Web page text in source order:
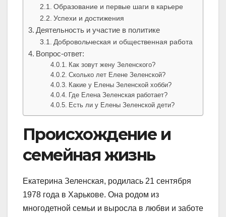
Образование и первые шаги в карьере
Успехи и достижения
Деятельность и участие в политике
Добровольческая и общественная работа
Вопрос-ответ:
Как зовут жену Зеленского?
Сколько лет Елене Зеленской?
Какие у Елены Зеленской хобби?
Где Елена Зеленская работает?
Есть ли у Елены Зеленской дети?
Происхождение и
семейная жизнь
Екатерина Зеленская, родилась 21 сентября
1978 года в Харькове. Она родом из
многодетной семьи и выросла в любви и заботе